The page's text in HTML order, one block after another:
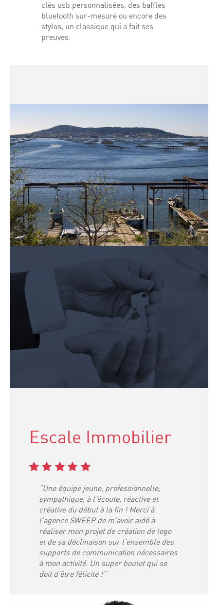
clés usb personnalisées, des baffles
bluetooth sur-mesure ou encore des
stylos, un classique qui a fait ses
preuves.
Escale Immobilier
“Une équipe jeune, professionnelle,
sympathique, à l’écoute, réactive et
créative du début à la fin ! Merci à
l’agence SWEEP de m’avoir aidé à
réaliser mon projet de création de logo
et de sa déclinaison sur l’ensemble des
supports de communication nécessaires
à mon activité. Un super boulot qui se
doit d’être félicité !”